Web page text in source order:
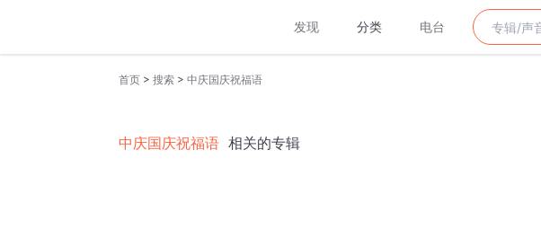
发现 分类 电台
首页 > 搜索 > 中庆国庆祝福语
中庆国庆祝福语 相关的专辑